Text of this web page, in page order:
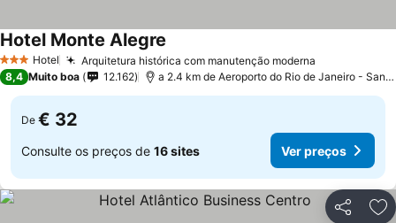
3 EstrelasHotel Arquitetura histórica com manutenção moderna
Hotel Monte Alegre
8,4 Muito boa 12.162 a 2.4 km de Aeroporto do Rio de Janeiro - Santos Dumont
De € 32
Consulte os preços de 16 sites Ver preços
Partilhar